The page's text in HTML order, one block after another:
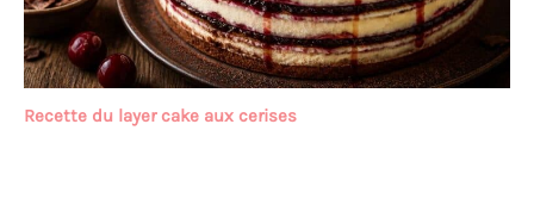
Recette du layer cake aux cerises